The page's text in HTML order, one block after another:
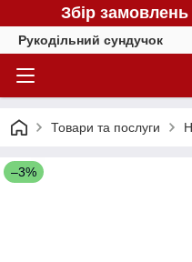
Збір
Рукодільний сундучок
Товари та послуги
–3%